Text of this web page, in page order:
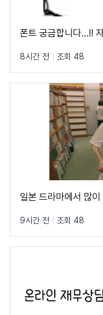
폰트 궁금합니다…!!
8시간 전 조회 48
일본 드라마에서 많
9시간 전 조회 48